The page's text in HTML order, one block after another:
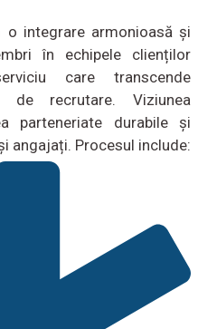
integrare armonioasă și
în echipele clienților
care transcende
de recrutare. Viziunea
parteneriate durabile și
angajați. Procesul include: